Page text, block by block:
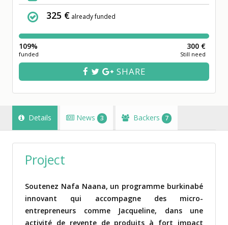
325 € already funded
109%
funded
300 €
Still need
SHARE
Details News 3 Backers 7
Project
Soutenez Nafa Naana, un programme burkinabé
innovant qui accompagne des micro-
entrepreneurs comme Jacqueline, dans une
activité de revente de produits à fort impact